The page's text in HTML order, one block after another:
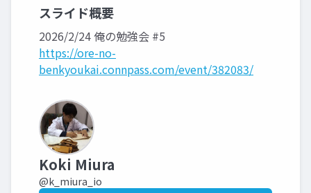
スライド概要
2026/2/24 俺の勉強会 #5
https://ore-no-
benkyoukai.connpass.com/event/382083/
Koki Miura
@k_miura_io